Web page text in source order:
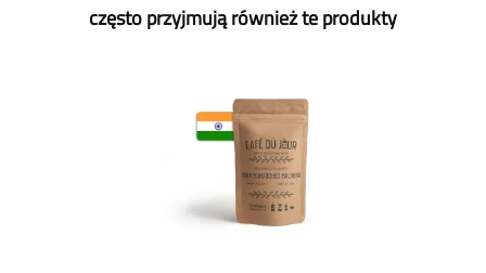
często przyjmują również te produkty